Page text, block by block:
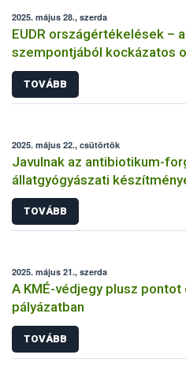
2025. május 28., szerda
EUDR országértékelések –
szempontjából kockázatos
TOVÁBB
2025. május 22., csütörtök
Javulnak az antibiotikum-
állatgyógyászati
TOVÁBB
2025. május 21., szerda
A KMÉ-védjegy plusz pontot
pályázatban
TOVÁBB